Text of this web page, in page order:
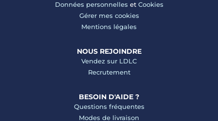
Données personnelles et Cookies
Gérer mes cookies
Mentions légales
NOUS REJOINDRE
Vendez sur LDLC
Recrutement
BESOIN D'AIDE ?
Questions fréquentes
Modes de livraison